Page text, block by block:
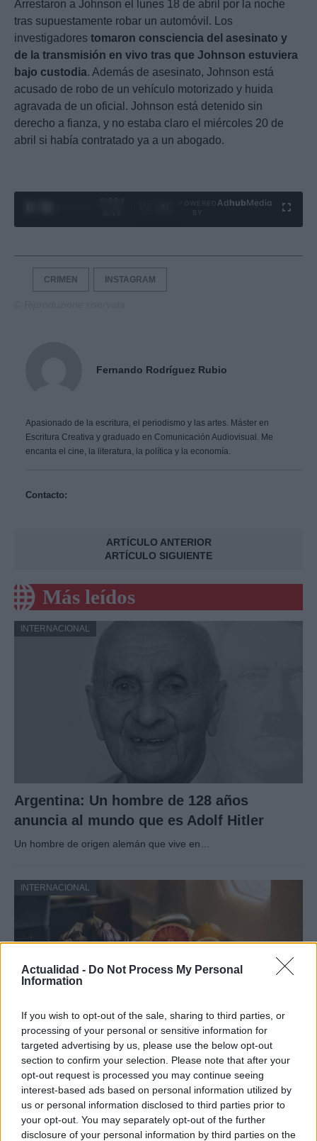
Actualidad - Do Not Process My Personal
Information
If you wish to opt-out of the sale, sharing to third parties, or
processing of your personal or sensitive information for
targeted advertising by us, please use the below opt-out
section to confirm your selection. Please note that after your
opt-out request is processed you may continue seeing
interest-based ads based on personal information utilized by
us or personal information disclosed to third parties prior to
your opt-out. You may separately opt-out of the further
disclosure of your personal information by third parties on the
Arrestaron a Johnson el lunes 18 de abril por la noche
tras supuestamente robar un automóvil. Los
investigadores tomaron consciencia del asesinato y
de la transmisión en vivo tras que Johnson estuviera
bajo custodia. Además de asesinato, Johnson está
acusado de robo de un vehículo motorizado y huida
agravada de un oficial. Johnson está detenido sin
derecho a fianza, y no estaba claro el miércoles 20 de
abril si había contratado ya a un abogado.
Ad hubMedia
CRIMEN INSTAGRAM
Fernando Rodríguez Rubio
Apasionado de la escritura, el periodismo y las artes. Máster en
Escritura Creativa y graduado en Comunicación Audiovisual. Me
encanta el cine, la literatura, la política y la economía.
Contacto:
ARTÍCULO ANTERIOR
ARTÍCULO SIGUIENTE
Más leídos
INTERNACIONAL
Argentina: Un hombre de 128 años
anuncia al mundo que es Adolf Hitler
Un hombre de origen alemán que vive en…
INTERNACIONAL
Productos locales y más vuelos: Binter
refuerza su apuesta por Canarias
Binter no solo conecta las islas, sino que…